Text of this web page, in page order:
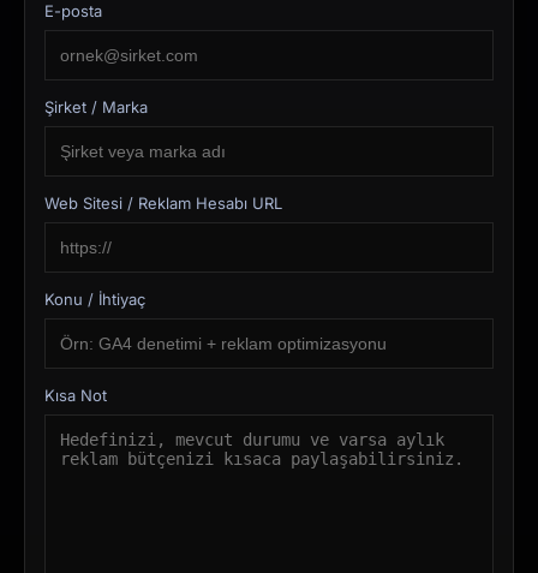
E-posta
Şirket / Marka
Web Sitesi / Reklam Hesabı URL
Konu / İhtiyaç
Kısa Not